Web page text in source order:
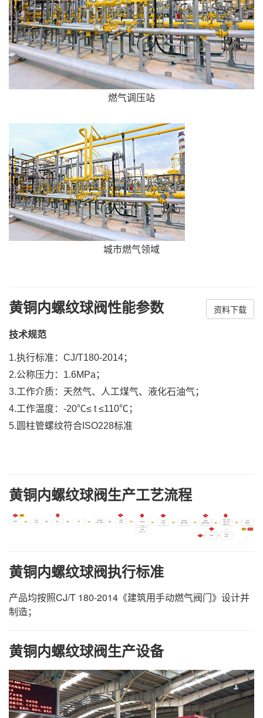
燃气调压站
城市燃气领域
黄铜内螺纹球阀性能参数 资料下载
技术规范
1.执行标准：CJ/T180-2014；
2.公称压力：1.6MPa；
3.工作介质：天然气、人工煤气、液化石油气；
4.工作温度：-20℃≤ t ≤110℃；
5.圆柱管螺纹符合ISO228标准
黄铜内螺纹球阀生产工艺流程
黄铜内螺纹球阀执行标准
产品均按照CJ/T 180-2014《建筑用手动燃气阀门》设计并
制造；
黄铜内螺纹球阀生产设备